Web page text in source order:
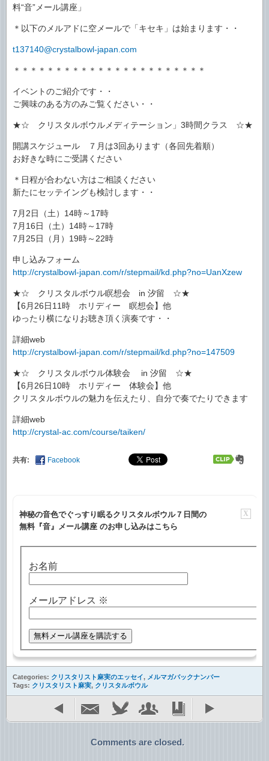
料“音”メール講座」
＊以下のメルアドに空メールで「キセキ」は始まります・・
t137140@crystalbowl-japan.com
＊＊＊＊＊＊＊＊＊＊＊＊＊＊＊＊＊＊＊＊＊＊＊
イベントのご紹介です・・
ご興味のある方のみご覧ください・・
★☆ クリスタルボウルメディテーション」3時間クラス ☆★
開講スケジュール ７月は3回あります（各回先着順）
お好きな時にご受講ください
＊日程が合わない方はご相談ください
新たにセッテイングも検討します・・
7月2日（土）14時～17時
7月16日（土）14時～17時
7月25日（月）19時～22時
申し込みフォーム
http://crystalbowl-japan.com/r/stepmail/kd.php?no=UanXzew
★☆ クリスタルボウル瞑想会 in 汐留 ☆★
【6月26日11時 ホリディー 瞑想会】他
ゆったり横になりお聴き頂く演奏です・・
詳細web
http://crystalbowl-japan.com/r/stepmail/kd.php?no=147509
★☆ クリスタルボウル体験会 in 汐留 ☆★
【6月26日10時 ホリディー 体験会】他
クリスタルボウルの魅力を伝えたり、自分で奏でたりできます
詳細web
http://crystal-ac.com/course/taiken/
共有: Facebook
X
神秘の音色でぐっすり眠るクリスタルボウル７日間の
無料『音』メール講座 のお申し込みはこちら
お名前
メールアドレス ※
Categories: クリスタリスト麻実のエッセイ, メルマガバックナンバー
Tags: クリスタリスト麻実, クリスタルボウル
Comments are closed.